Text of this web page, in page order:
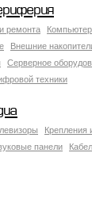
ремонта
Внешние
Серверное
техники
Крепления
панели